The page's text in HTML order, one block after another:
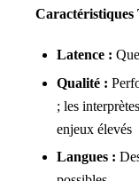
Caractéristiques
Latence :
Qualité :
; les
enjeux élevés
Langues :